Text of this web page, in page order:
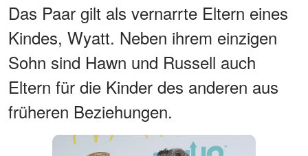
Das Paar gilt als vernarrte Eltern eines
Kindes, Wyatt. Neben ihrem einzigen
Sohn sind Hawn und Russell auch
Eltern für die Kinder des anderen aus
früheren Beziehungen.